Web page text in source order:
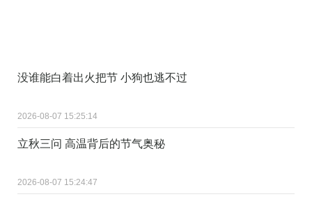
没谁能白着出火把节 小狗也逃不过
2026-08-07 15:25:14
立秋三问 高温背后的节气奥秘
2026-08-07 15:24:47